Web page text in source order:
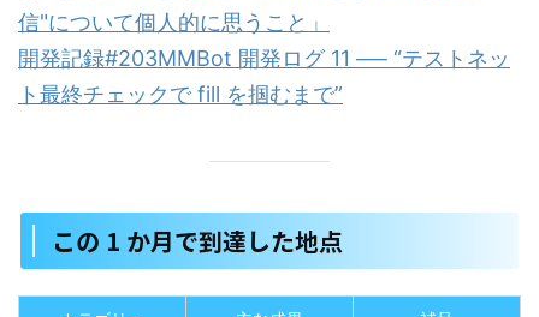
信"について個人的に思うこと」
開発記録#203MMBot 開発ログ 11 ── “テストネッ
ト最終チェックで fill を掴むまで”
この 1 か月で到達した地点